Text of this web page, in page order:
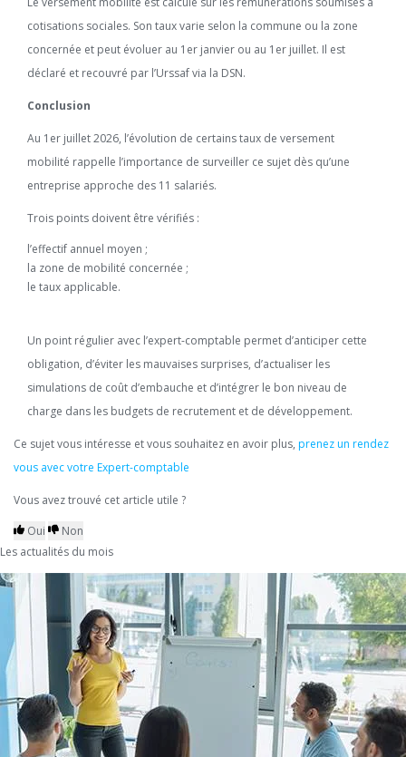
cotisations sociales. Son taux varie selon la commune ou la zone
concernée et peut évoluer au 1er janvier ou au 1er juillet. Il est
déclaré et recouvré par l’Urssaf via la DSN.
Conclusion
Au 1er juillet 2026, l’évolution de certains taux de versement
mobilité rappelle l’importance de surveiller ce sujet dès qu’une
entreprise approche des 11 salariés.
Trois points doivent être vérifiés :
l’effectif annuel moyen ;
la zone de mobilité concernée ;
le taux applicable.
Un point régulier avec l’expert-comptable permet d’anticiper cette
obligation, d’éviter les mauvaises surprises, d’actualiser les
simulations de coût d’embauche et d’intégrer le bon niveau de
charge dans les budgets de recrutement et de développement.
Ce sujet vous intéresse et vous souhaitez en avoir plus, prenez un rendez
vous avec votre Expert-comptable
Vous avez trouvé cet article utile ?
Oui
Non
Les actualités du mois